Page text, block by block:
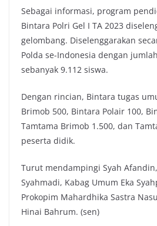
Sebagai informasi, program
Bintara Polri Gel I TA 2023
gelombang. Diselenggarakan
Polda se-Indonesia dengan
sebanyak 9.112 siswa.
Dengan rincian, Bintara tugas
Brimob 500, Bintara Polair 100,
Tamtama Brimob 1.500, dan
peserta didik.
Turut mendampingi Syah
Syahmadi, Kabag Umum Eka
Prokopim Mahardhika Sastra
Hinai Bahrum. (sen)